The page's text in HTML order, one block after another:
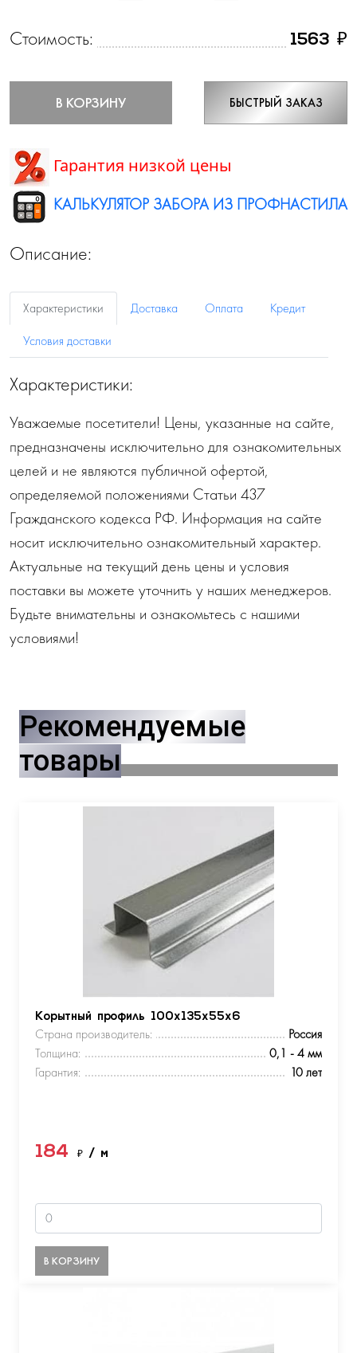
Стоимость: 1563 ₽
В КОРЗИНУ БЫСТРЫЙ ЗАКАЗ
Гарантия низкой цены
КАЛЬКУЛЯТОР ЗАБОРА ИЗ ПРОФНАСТИЛА
Описание:
Характеристики Доставка Оплата
Кредит
Условия доставки
Характеристики:
Уважаемые посетители! Цены, указанные на сайте,
предназначены исключительно для ознакомительных
целей и не являются публичной офертой,
определяемой положениями Статьи 437
Гражданского кодекса РФ. Информация на сайте
носит исключительно ознакомительный характер.
Актуальные на текущий день цены и условия
поставки вы можете уточнить у наших менеджеров.
Будьте внимательны и ознакомьтесь с нашими
условиями!
Рекомендуемые
товары
Корытный профиль 100х135х55х6
Страна производитель:
Россия
Толщина:
0,1 - 4 мм
Гарантия:
10 лет
184 ₽ / м
В КОРЗИНУ